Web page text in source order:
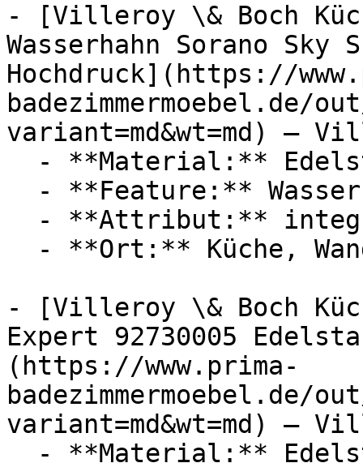
- [Villeroy \& Boch
Wasserhahn Sorano Sky
Hochdruck](https://
badezimmermoebel.de/
variant=md&wt=md) —
- [Villeroy \& Boch
Expert 92730005
(https://www.prima-
badezimmermoebel.de/
variant=md&wt=md) —